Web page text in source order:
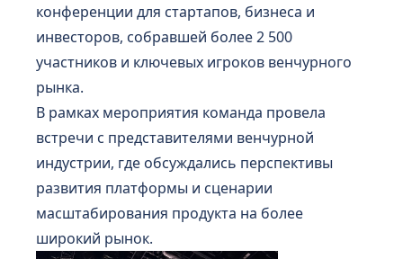
конференции для стартапов, бизнеса и
инвесторов, собравшей более 2 500
участников и ключевых игроков венчурного
рынка.
В рамках мероприятия команда провела
встречи с представителями венчурной
индустрии, где обсуждались перспективы
развития платформы и сценарии
масштабирования продукта на более
широкий рынок.